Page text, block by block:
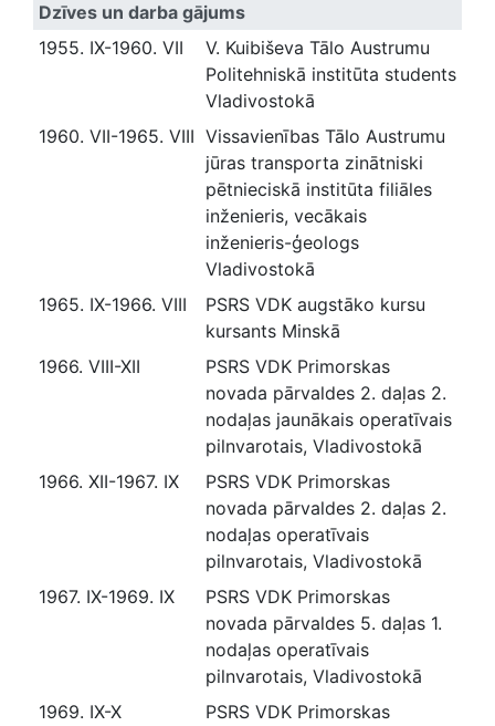
Dzīves un darba gājums
1955. IX-1960. VII
V. Kuibiševa Tālo Austrumu
Politehniskā institūta students
Vladivostokā
1960. VII-1965. VIII Vissavienības Tālo Austrumu
jūras transporta zinātniski
pētnieciskā institūta filiāles
inženieris, vecākais
inženieris-ģeologs
Vladivostokā
1965. IX-1966. VIII
PSRS VDK augstāko kursu
kursants Minskā
1966. VIII-XII
PSRS VDK Primorskas
novada pārvaldes 2. daļas 2.
nodaļas jaunākais operatīvais
pilnvarotais, Vladivostokā
1966. XII-1967. IX
PSRS VDK Primorskas
novada pārvaldes 2. daļas 2.
nodaļas operatīvais
pilnvarotais, Vladivostokā
1967. IX-1969. IX
PSRS VDK Primorskas
novada pārvaldes 5. daļas 1.
nodaļas operatīvais
pilnvarotais, Vladivostokā
1969. IX-X
PSRS VDK Primorskas